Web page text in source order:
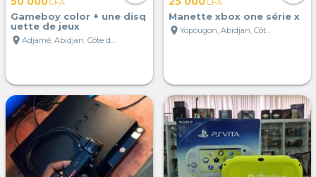
CFA
Gameboy color + une disq
uette de jeux
location_on
Adjamé, Abidjan, Côte d'Ivoire
CFA
Manette xbox one série x
location_on
Yopougon, Abidjan, Côte d'Ivoire